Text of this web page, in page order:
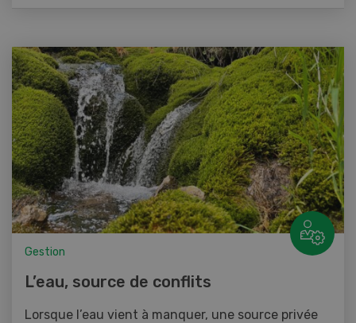
Gestion
L’eau, source de conflits
Lorsque l’eau vient à manquer, une source privée